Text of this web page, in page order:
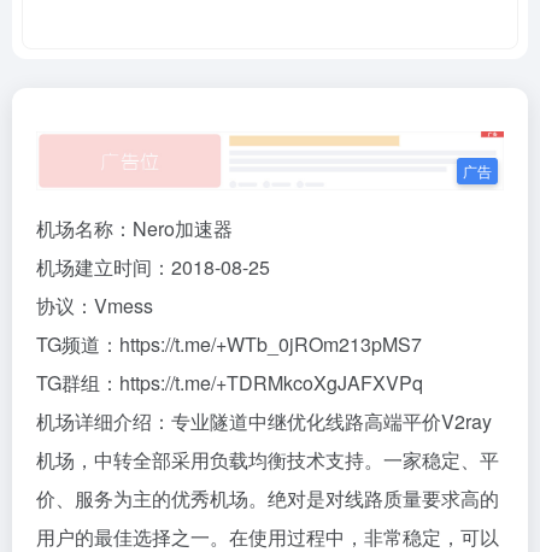
机场名称：Nero加速器
机场建立时间：2018-08-25
协议：Vmess
TG频道：https://t.me/+WTb_0jROm213pMS7
TG群组：https://t.me/+TDRMkcoXgJAFXVPq
机场详细介绍：专业隧道中继优化线路高端平价V2ray
机场，中转全部采用负载均衡技术支持。一家稳定、平
价、服务为主的优秀机场。绝对是对线路质量要求高的
用户的最佳选择之一。在使用过程中，非常稳定，可以